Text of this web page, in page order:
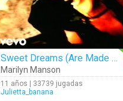
Sweet Dreams (Are Made Of This)
Marilyn Manson
11 años | 33739 jugadas
Julietta_banana